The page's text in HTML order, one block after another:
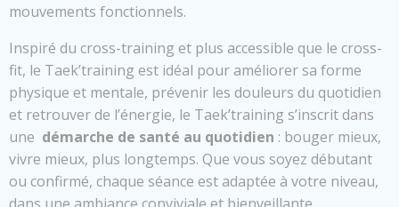
mouvements fonctionnels.
Inspiré du cross-training et plus accessible que le cross-
fit, le Taek’training est idéal pour améliorer sa forme
physique et mentale, prévenir les douleurs du quotidien
et retrouver de l’énergie, le Taek’training s’inscrit dans
une démarche de santé au quotidien : bouger mieux,
vivre mieux, plus longtemps. Que vous soyez débutant
ou confirmé, chaque séance est adaptée à votre niveau,